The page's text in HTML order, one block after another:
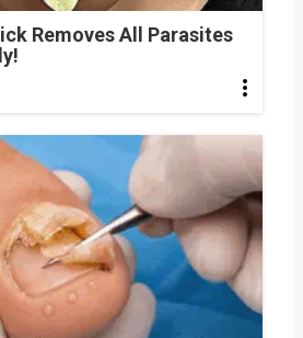
Removes All Parasites